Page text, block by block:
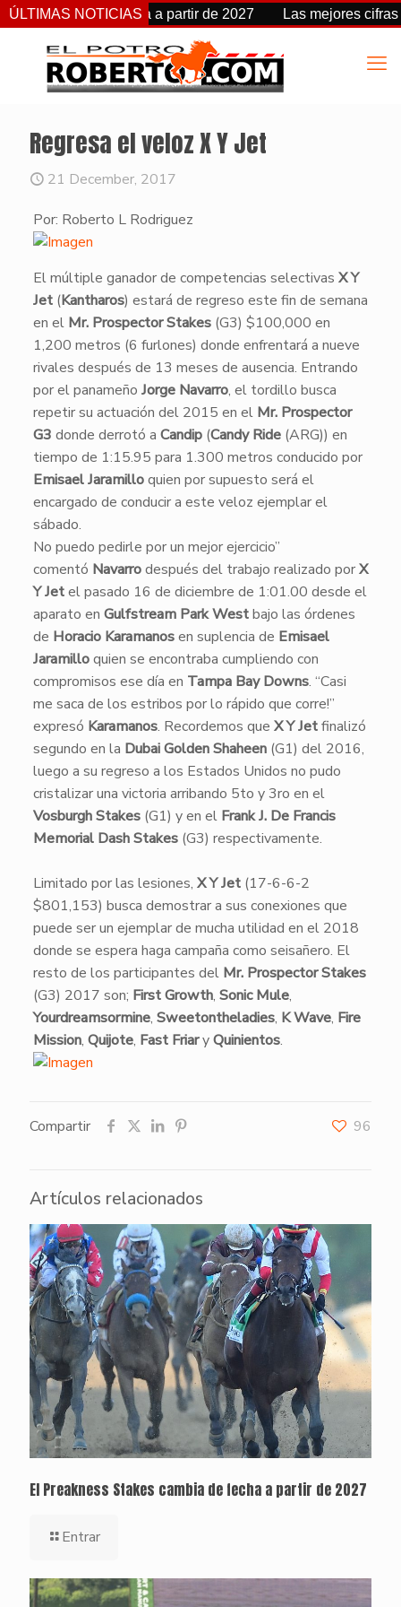
ÚLTIMAS NOTICIAS
de fecha a partir de 2027 Las mejores cifras Beyer
Regresa el veloz X Y Jet
21 December, 2017
Por: Roberto L Rodriguez
​El múltiple ganador de competencias selectivas X Y
Jet(Kantharos) estará de regreso este fin de semana
en el Mr. Prospector Stakes(G3) $100,000 en
1,200 metros (6 furlones) donde enfrentará a nueve
rivales después de 13 meses de ausencia. Entrando
por el panameño Jorge Navarro, el tordillo busca
repetir su actuación del 2015 en el Mr. Prospector
G3 donde derrotó a Candip(Candy Ride(ARG)) en
tiempo de 1:15.95 para 1.300 metros conducido por
Emisael Jaramilloquien por supuesto será el
encargado de conducir a este veloz ejemplar el
sábado.
No puedo pedirle por un mejor ejercicio”
comentó Navarrodespués del trabajo realizado porX
Y Jetel pasado 16 de diciembre de 1:01.00 desde el
aparato en Gulfstream Park Westbajo las órdenes
de Horacio Karamanosen suplencia de Emisael
Jaramilloquien se encontraba cumpliendo con
compromisos ese día en Tampa Bay Downs. “Casi
me saca de los estribos por lo rápido que corre!”
expresó Karamanos. Recordemos que X Y Jetfinalizó
segundo en la Dubai Golden Shaheen(G1) del 2016,
luego a su regreso a los Estados Unidos no pudo
cristalizar una victoria arribando 5to y 3ro en el
Vosburgh Stakes(G1) y en el Frank J. De Francis
Memorial Dash Stakes(G3) respectivamente.
Limitado por las lesiones, X Y Jet(17-6-6-2
$801,153) busca demostrar a sus conexiones que
puede ser un ejemplar de mucha utilidad en el 2018
donde se espera haga campaña como seisañero. El
resto de los participantes del Mr. Prospector Stakes
(G3) 2017 son; First Growth, Sonic Mule,
Yourdreamsormine, Sweetontheladies, K Wave, Fire
Mission, Quijote, Fast FriaryQuinientos.
Compartir 96
Artículos relacionados
El Preakness Stakes cambia de fecha a partir de 2027
Entrar